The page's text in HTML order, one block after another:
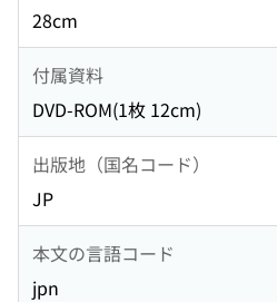
28cm
付属資料
DVD-ROM(1枚 12cm)
出版地（国名コード）
JP
本文の言語コード
jpn